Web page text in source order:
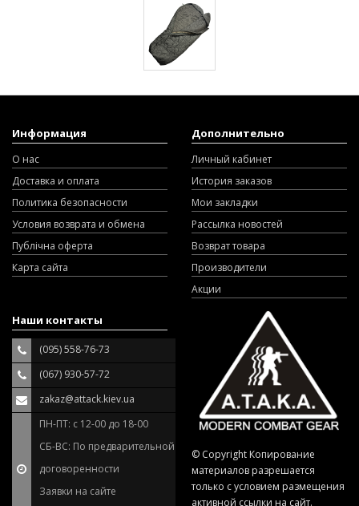
Информация
О нас
Доставка и оплата
Политика безопасности
Условия возврата и обмена
Публічна оферта
Карта сайта
Дополнительно
Личный кабинет
История заказов
Мои закладки
Рассылка новостей
Возврат товара
Производители
Акции
Наши контакты
(095) 558-76-73
(067) 930-57-72
zakaz@attack.kiev.ua
ПН-ПТ: с 12-00 до 18-00
СБ-ВС: По предварительной
договоренности
Заявки на сайте
© Copyright Копирование
материалов разрешается
только с условием размещения
активной ссылки на сайт.